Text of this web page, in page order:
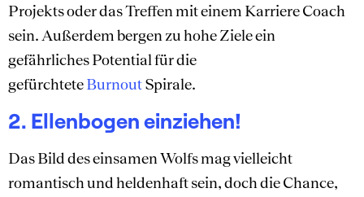
Projekts oder das Treffen mit einem Karriere Coach
sein. Außerdem bergen zu hohe Ziele ein
gefährliches Potential für die
gefürchteteBurnoutSpirale.
2. Ellenbogen einziehen!
Das Bild des einsamen Wolfs mag vielleicht
romantisch und heldenhaft sein, doch die Chance,